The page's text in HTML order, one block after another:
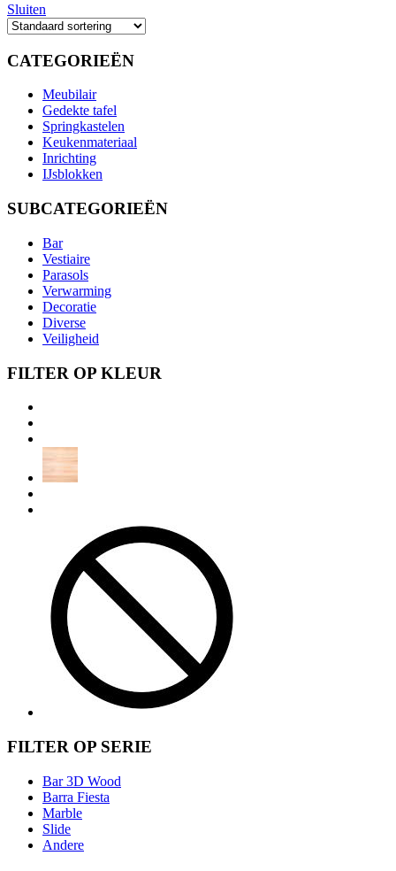
Sluiten
CATEGORIEËN
Meubilair
Gedekte tafel
Springkastelen
Keukenmateriaal
Inrichting
IJsblokken
SUBCATEGORIEËN
Bar
Vestiaire
Parasols
Verwarming
Decoratie
Diverse
Veiligheid
FILTER OP KLEUR
FILTER OP SERIE
Bar 3D Wood
Barra Fiesta
Marble
Slide
Andere